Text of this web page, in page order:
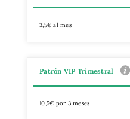
3,5€ al mes
Patrón VIP Trimestral
10,5€ por 3 meses